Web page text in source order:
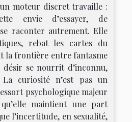
moteur discret travaille :
envie d’essayer, de
raconter autrement. Elle
rebat les cartes du
la frontière entre fantasme
désir se nourrit d’inconnu,
curiosité n’est pas un
psychologique majeur
maintient une part
l’incertitude, en sexualité,